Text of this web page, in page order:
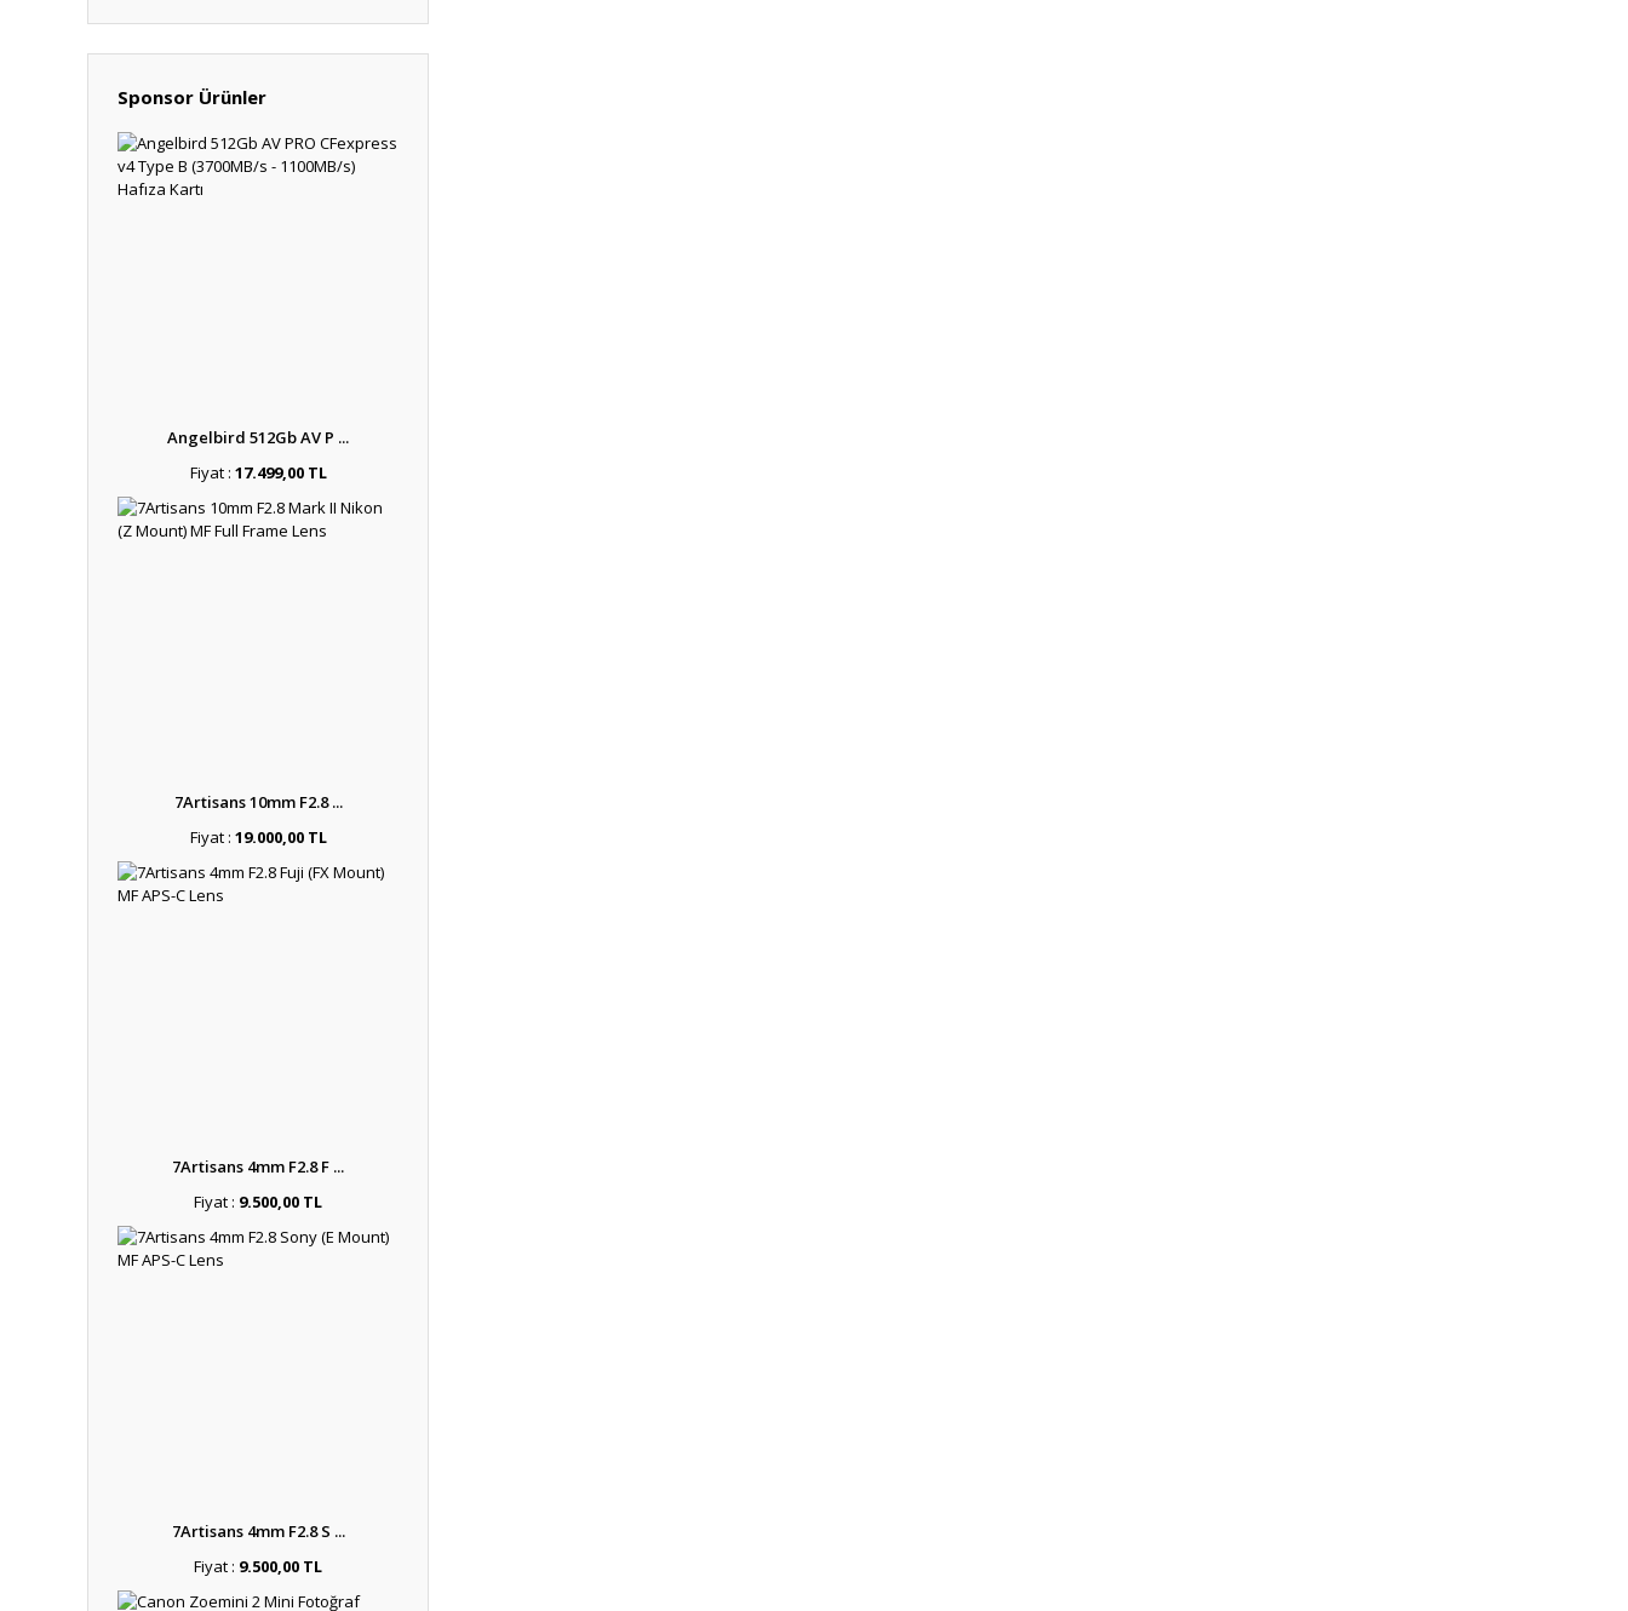
Sponsor Ürünler
Angelbird 512Gb AV P ...
Fiyat : 17.499,00 TL
7Artisans 10mm F2.8 ...
Fiyat : 19.000,00 TL
7Artisans 4mm F2.8 F ...
Fiyat : 9.500,00 TL
7Artisans 4mm F2.8 S ...
Fiyat : 9.500,00 TL